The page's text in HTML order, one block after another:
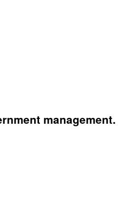
management.